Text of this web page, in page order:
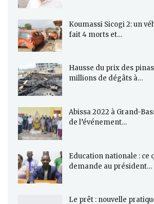
Koumassi Sicogi 2: un
fait 4 morts et…
Hausse du prix des
millions de dégâts à…
Abissa 2022 à Grand-
de l’événement…
Education nationale : ce
demande au président…
Le prêt : nouvelle